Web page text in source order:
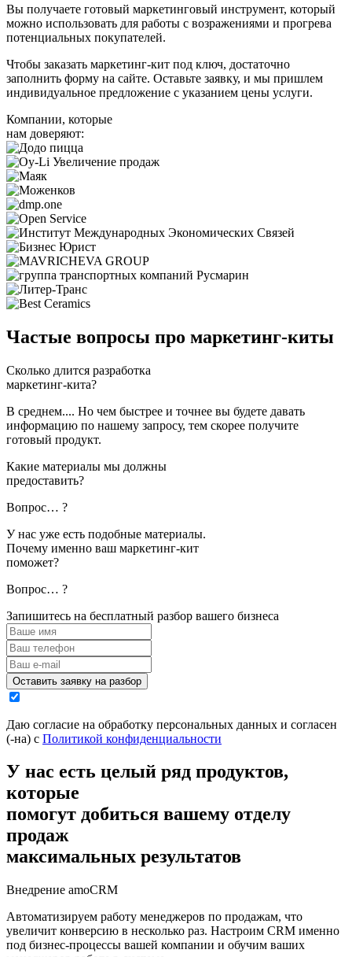
Вы получаете готовый маркетинговый инструмент, который
можно использовать для работы с возражениями и прогрева
потенциальных покупателей.
Чтобы заказать маркетинг-кит под ключ, достаточно
заполнить форму на сайте. Оставьте заявку, и мы пришлем
индивидуальное предложение с указанием цены услуги.
Компании, которые
нам доверяют:
Частые вопросы про маркетинг-киты
Сколько длится разработка
маркетинг-кита?
В среднем.... Но чем быстрее и точнее вы будете давать
информацию по нашему запросу, тем скорее получите
готовый продукт.
Какие материалы мы должны
предоставить?
Вопрос… ?
У нас уже есть подобные материалы.
Почему именно ваш маркетинг-кит
поможет?
Вопрос… ?
Запишитесь на бесплатный разбор вашего бизнеса
Оставить заявку на разбор
Даю согласие на обработку персональных данных и согласен
(-на) с Политикой конфиденциальности
У нас есть целый ряд продуктов,
которые
помогут добиться вашему отделу
продаж
максимальных результатов
Внедрение amoCRM
Автоматизируем работу менеджеров по продажам, что
увеличит конверсию в несколько раз. Настроим CRM именно
под бизнес-процессы вашей компании и обучим ваших